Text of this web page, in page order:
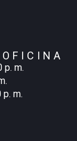
p. m.
p. m.